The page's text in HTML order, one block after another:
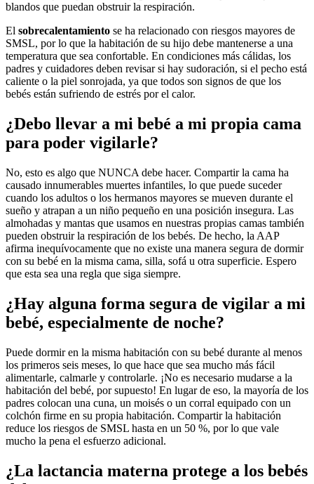
blandos que puedan obstruir la respiración.
El sobrecalentamiento se ha relacionado con riesgos mayores de
SMSL, por lo que la habitación de su hijo debe mantenerse a una
temperatura que sea confortable. En condiciones más cálidas, los
padres y cuidadores deben revisar si hay sudoración, si el pecho está
caliente o la piel sonrojada, ya que todos son signos de que los
bebés están sufriendo de estrés por el calor.
¿Debo llevar a mi bebé a mi propia cama
para poder vigilarle?
No, esto es algo que NUNCA debe hacer. Compartir la cama ha
causado innumerables muertes infantiles, lo que puede suceder
cuando los adultos o los hermanos mayores se mueven durante el
sueño y atrapan a un niño pequeño en una posición insegura. Las
almohadas y mantas que usamos en nuestras propias camas también
pueden obstruir la respiración de los bebés. De hecho, la AAP
afirma inequívocamente que no existe una manera segura de dormir
con su bebé en la misma cama, silla, sofá u otra superficie. Espero
que esta sea una regla que siga siempre.
¿Hay alguna forma segura de vigilar a mi
bebé, especialmente de noche?
Puede dormir en la misma habitación con su bebé durante al menos
los primeros seis meses, lo que hace que sea mucho más fácil
alimentarle, calmarle y controlarle. ¡No es necesario mudarse a la
habitación del bebé, por supuesto! En lugar de eso, la mayoría de los
padres colocan una cuna, un moisés o un corral equipado con un
colchón firme en su propia habitación. Compartir la habitación
reduce los riesgos de SMSL hasta en un 50 %, por lo que vale
mucho la pena el esfuerzo adicional.
¿La lactancia materna protege a los bebés